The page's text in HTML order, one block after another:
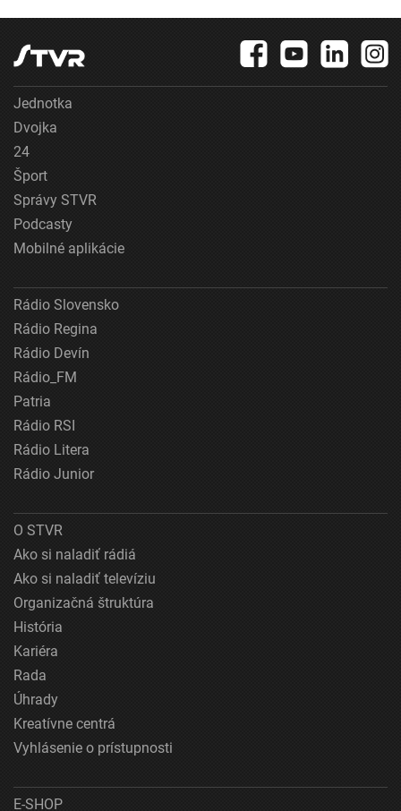
Jednotka
Dvojka
24
Šport
Správy STVR
Podcasty
Mobilné aplikácie
Rádio Slovensko
Rádio Regina
Rádio Devín
Rádio_FM
Patria
Rádio RSI
Rádio Litera
Rádio Junior
O STVR
Ako si naladiť rádiá
Ako si naladiť televíziu
Organizačná štruktúra
História
Kariéra
Rada
Úhrady
Kreatívne centrá
Vyhlásenie o prístupnosti
E-SHOP